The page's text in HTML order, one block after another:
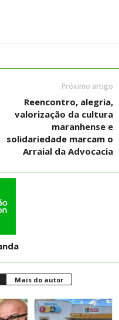
Próximo artigo
Reencontro, alegria,
valorização da cultura
maranhense e
solidariedade marcam o
Arraial da Advocacia
Mais do autor